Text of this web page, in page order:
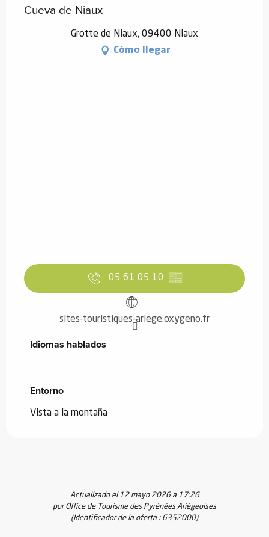
Cueva de Niaux
Grotte de Niaux, 09400 Niaux
Cómo llegar
05 61 05 10 ▒▒
sites-touristiques-ariege.oxygeno.fr
Idiomas hablados
Idiomas hablados
Entorno
Entorno
Vista a la montaña
Actualizado el 12 mayo 2026 a 17:26
por Office de Tourisme des Pyrénées Ariégeoises
(Identificador de la oferta : 6352000)